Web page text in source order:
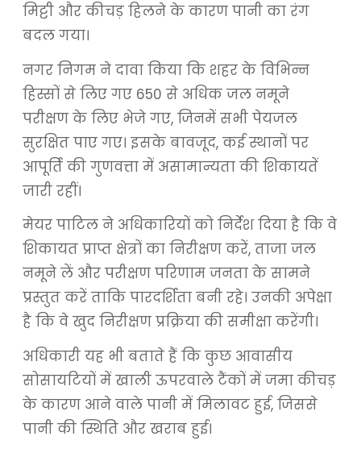
मिट्टी और कीचड़ हिलने के कारण पानी का रंग
बदल गया।
नगर निगम ने दावा किया कि शहर के विभिन्न
हिस्सों से लिए गए 650 से अधिक जल नमूने
परीक्षण के लिए भेजे गए, जिनमें सभी पेयजल
सुरक्षित पाए गए। इसके बावजूद, कई स्थानों पर
आपूर्ति की गुणवत्ता में असामान्यता की शिकायतें
जारी रहीं।
मेयर पाटिल ने अधिकारियों को निर्देश दिया है कि वे
शिकायत प्राप्त क्षेत्रों का निरीक्षण करें, ताजा जल
नमूने लें और परीक्षण परिणाम जनता के सामने
प्रस्तुत करें ताकि पारदर्शिता बनी रहे। उनकी अपेक्षा
है कि वे खुद निरीक्षण प्रक्रिया की समीक्षा करेंगी।
अधिकारी यह भी बताते हैं कि कुछ आवासीय
सोसायटियों में खाली ऊपरवाले टैंकों में जमा कीचड़
के कारण आने वाले पानी में मिलावट हुई, जिससे
पानी की स्थिति और खराब हुई।